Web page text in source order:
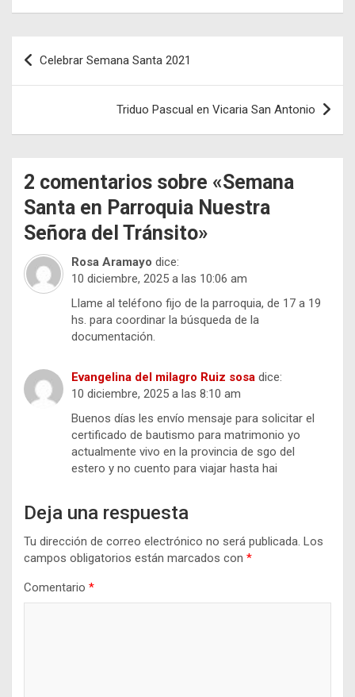
Navegación
de
Celebrar Semana Santa 2021
Triduo Pascual en Vicaria San Antonio
2 comentarios sobre «Semana
Santa en Parroquia Nuestra
Señora del Tránsito»
Rosa Aramayo dice:
10 diciembre, 2025 a las 10:06 am
Llame al teléfono fijo de la parroquia, de 17 a 19
hs. para coordinar la búsqueda de la
documentación.
Evangelina del milagro Ruiz sosa dice:
10 diciembre, 2025 a las 8:10 am
Buenos días les envío mensaje para solicitar el
certificado de bautismo para matrimonio yo
actualmente vivo en la provincia de sgo del
estero y no cuento para viajar hasta hai
Deja una respuesta
Tu dirección de correo electrónico no será publicada. Los
campos obligatorios están marcados con *
Comentario *